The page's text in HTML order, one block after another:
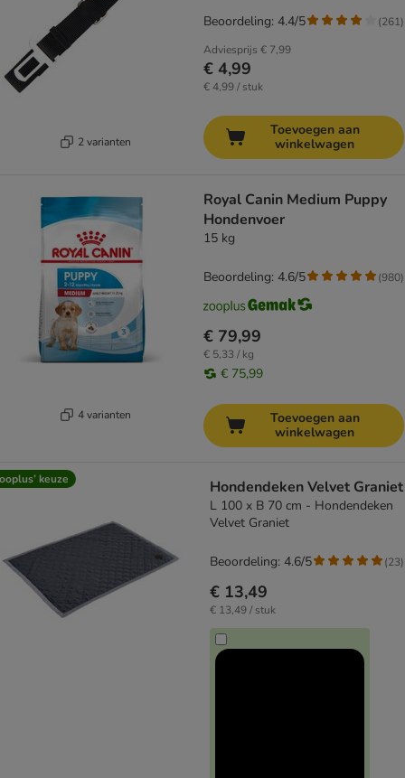
2 varianten
Adviesprijs € 7,99
€ 4,99
€ 4,99 / stuk
Beoordeling: 4.4/5 (261)
Toevoegen aan
winkelwagen
4 varianten
Royal Canin Medium Puppy
Hondenvoer
15 kg
€ 79,99
€ 5,33 / kg
€ 75,99
Beoordeling: 4.6/5 (980)
Toevoegen aan
winkelwagen
keuze Hondendeken Velvet Graniet
L 100 x B 70 cm - Hondendeken
Velvet Graniet
€ 13,49
€ 13,49 / stuk
Beoordeling: 4.6/5 (23)